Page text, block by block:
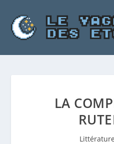
LA
Littérature